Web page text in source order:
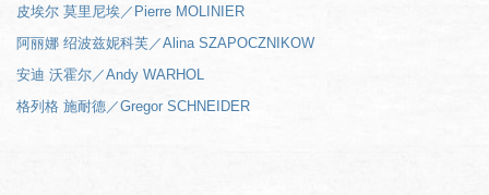
皮埃尔 莫里尼埃／Pierre MOLINIER
阿丽娜 绍波兹妮科芙／Alina SZAPOCZNIKOW
安迪 沃霍尔／Andy WARHOL
格列格 施耐德／Gregor SCHNEIDER